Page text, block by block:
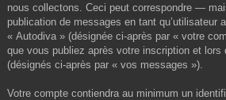
nous collectons. Ceci peut correspondre —
publication de messages en tant qu’utilisateur
« Autodiva » (désignée ci-après par « votre
que vous publiez après votre inscription et lors
(désignés ci-après par « vos messages »).
Votre compte contiendra au minimum un